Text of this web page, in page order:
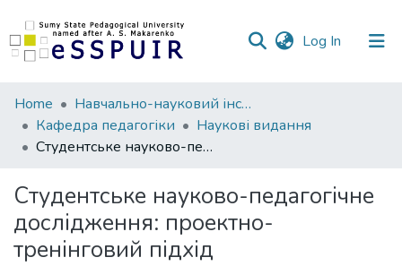
Log In (current)
Communities
&
Collections
Statistics
Home
Навчально-науковий інститут педагогіки і психології
Кафедра педагогіки
Наукові видання
Студентське науково-педагогічне дослідження: проектно-тренінговий підхід
Студентське науково-педагогічне
дослідження: проектно-
тренінговий підхід